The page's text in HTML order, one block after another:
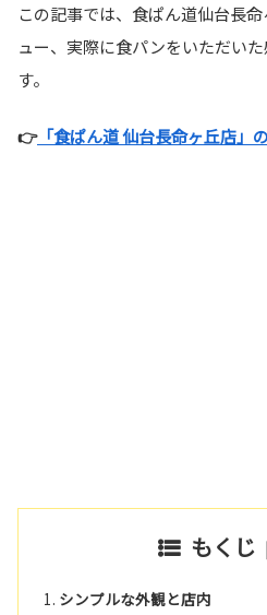
この記事では、食ぱん道仙台長
ュー、実際に食パンをいただい
す。
👉「食ぱん道 仙台長命ヶ丘店」
もくじ
シンプルな外観と店内